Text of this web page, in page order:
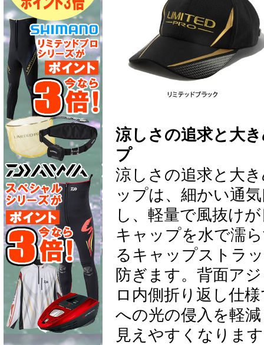
涼しさの追求と大
プ
涼しさの追求と大
ップは、細かい通
し、軽量で風抜け
キャップを水で濡
るキャップストラ
防ぎます。背面ア
ロ内側折り返し仕
への光の侵入を軽
見えやすくなりま